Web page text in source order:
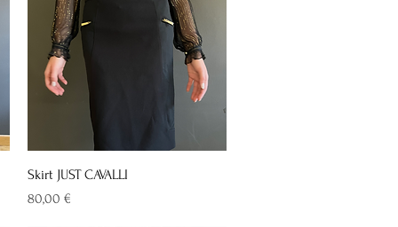
Vista rapida
Skirt JUST CAVALLI
Prezzo
80,00 €